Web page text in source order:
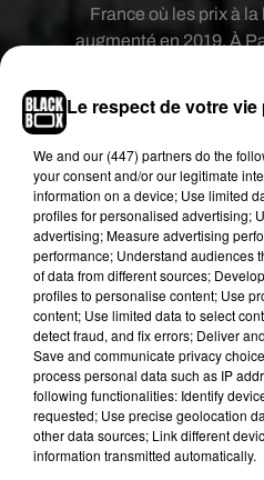
Publié : 14 janvier
France où les prix à
augmenté en 2019. À
loyers n’ont
Locservice. Le loyer
désormais à 735
Selon Locservice, cette
s’expliquer par une
location, 6,8
Bordeaux, c’est autant
Paris ou 5,6 demandes
logement
Le respect de votre
We and our (447) partnersdo the
your consent and/or our legitimate
information on a device; Use limited
profiles for personalised advertising;
advertising; Measure advertising
performance; Understand audiences
of data from different sources;
profiles to personalise content; Use
content; Use limited data to select
detect fraud, and fix errors; Deliver
Save and communicate privacy
process personal data such as IP
following functionalities: Identify
requested; Use precise geolocation
other data sources; Link different
information transmitted automatically.